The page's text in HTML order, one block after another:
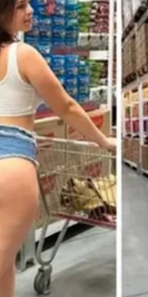
dugo čekate.